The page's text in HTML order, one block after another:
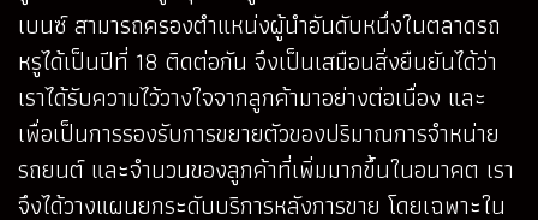
เบนซ์ สามารถครองตำแหน่งผู้นำอันดับหนึ่งในตลาดรถ
หรูได้เป็นปีที่ 18 ติดต่อกัน จึงเป็นเสมือนสิ่งยืนยันได้ว่า
เราได้รับความไว้วางใจจากลูกค้ามาอย่างต่อเนื่อง และ
เพื่อเป็นการรองรับการขยายตัวของปริมาณการจำหน่าย
รถยนต์ และจำนวนของลูกค้าที่เพิ่มมากขึ้นในอนาคต เรา
จึงได้วางแผนยกระดับบริการหลังการขาย โดยเฉพาะใน